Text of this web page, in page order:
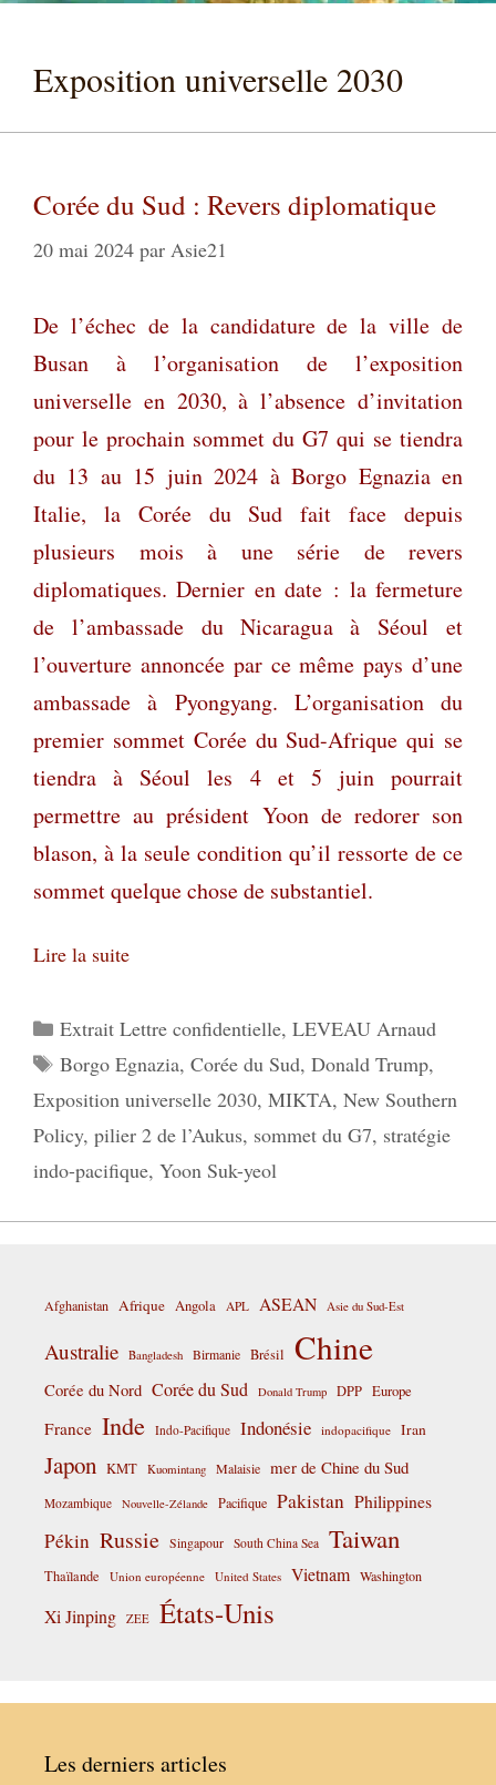
Exposition universelle 2030
Corée du Sud : Revers diplomatique
20 mai 2024 par Asie21
De l’échec de la candidature de la ville de
Busan à l’organisation de l’exposition
universelle en 2030, à l’absence d’invitation
pour le prochain sommet du G7 qui se tiendra
du 13 au 15 juin 2024 à Borgo Egnazia en
Italie, la Corée du Sud fait face depuis
plusieurs mois à une série de revers
diplomatiques. Dernier en date : la fermeture
de l’ambassade du Nicaragua à Séoul et
l’ouverture annoncée par ce même pays d’une
ambassade à Pyongyang. L’organisation du
premier sommet Corée du Sud-Afrique qui se
tiendra à Séoul les 4 et 5 juin pourrait
permettre au président Yoon de redorer son
blason, à la seule condition qu’il ressorte de ce
sommet quelque chose de substantiel.
Lire la suite
Catégories
Extrait Lettre confidentielle, LEVEAU Arnaud
Étiquettes
Borgo Egnazia, Corée du Sud, Donald Trump,
Exposition universelle 2030, MIKTA, New Southern
Policy, pilier 2 de l’Aukus, sommet du G7, stratégie
indo-pacifique, Yoon Suk-yeol
Afghanistan Afrique Angola APL ASEAN Asie du Sud-Est
Australie Bangladesh Birmanie Brésil Chine
Corée du Nord Corée du Sud Donald Trump DPP Europe
France Inde Indo-Pacifique Indonésie indopacifique Iran
Japon KMT Kuomintang Malaisie mer de Chine du Sud
Mozambique Nouvelle-Zélande Pacifique Pakistan Philippines
Pékin Russie Singapour South China Sea Taiwan
Thaïlande Union européenne United States Vietnam Washington
Xi Jinping ZEE États-Unis
Les derniers articles